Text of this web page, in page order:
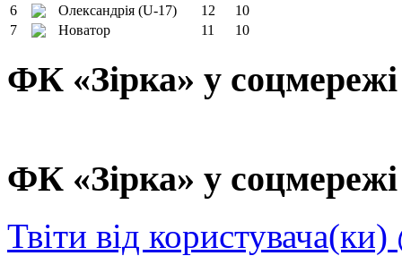
6
Олександрія (U-17) 12
10
7
Новатор 11 10
ФК «Зірка» у
ФК «Зірка» у
Твіти від